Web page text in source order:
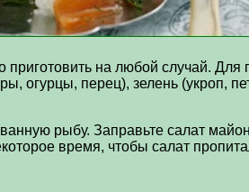
на любой случай. Для
огурцы, перец), зелень (укроп,
рыбу. Заправьте салат
время, чтобы салат